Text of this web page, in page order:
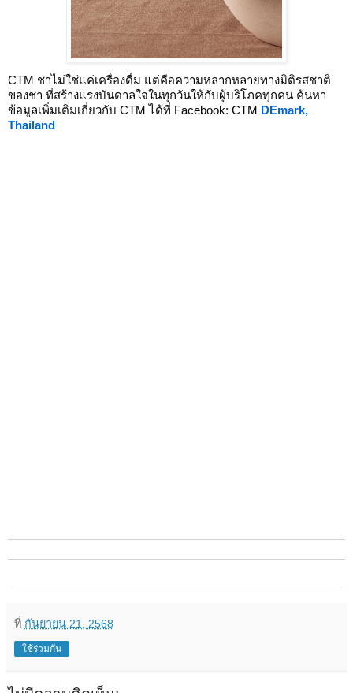
CTM ชาไม่ใช่แค่เครื่องดื่ม แต่คือความหลากหลายทางมิติรสชาติ
ของชา ที่สร้างแรงบันดาลใจในทุกวันให้กับผู้บริโภคทุกคน ค้นหา
ข้อมูลเพิ่มเติมเกี่ยวกับ CTM ได้ที่ Facebook: CTM DEmark,
Thailand
ที่ กันยายน 21, 2568
ใช้ร่วมกัน